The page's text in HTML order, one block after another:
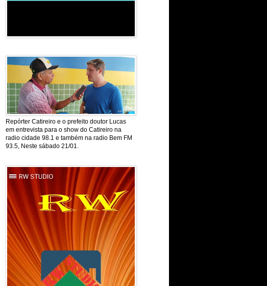
Repórter Catireiro e o prefeito doutor Lucas
em entrevista para o show do Catireiro na
radio cidade 98.1 e também na radio Bem FM
93.5, Neste sábado 21/01.